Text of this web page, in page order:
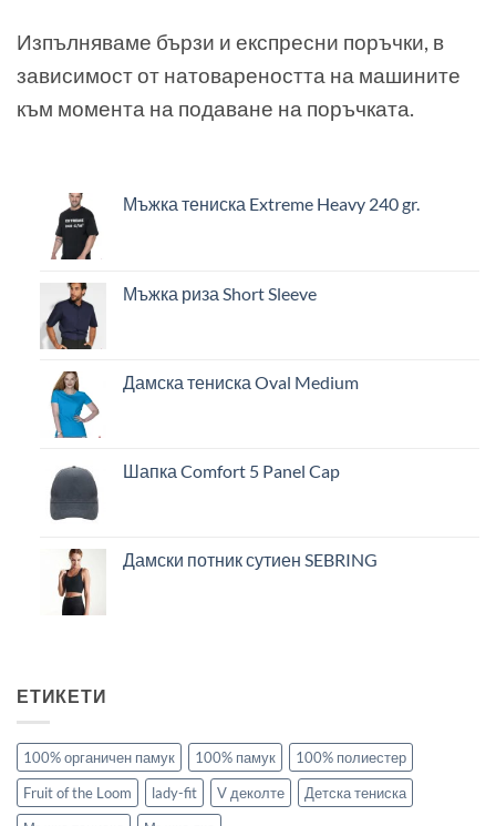
Изпълняваме бързи и експресни поръчки, в
зависимост от натовареността на машините
към момента на подаване на поръчката.
Мъжка тениска Extreme Heavy 240 gr.
Мъжка риза Short Sleeve
Дамска тениска Oval Medium
Шапка Comfort 5 Panel Cap
Дамски потник сутиен SEBRING
ЕТИКЕТИ
100% органичен памук 100% памук
100% полиестер
Fruit of the Loom
lady-fit V деколте
Детска тениска